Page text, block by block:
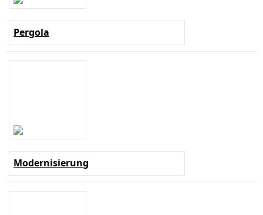
Pergola
Modernisierung